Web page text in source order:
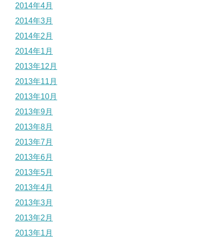
2014年4月
2014年3月
2014年2月
2014年1月
2013年12月
2013年11月
2013年10月
2013年9月
2013年8月
2013年7月
2013年6月
2013年5月
2013年4月
2013年3月
2013年2月
2013年1月